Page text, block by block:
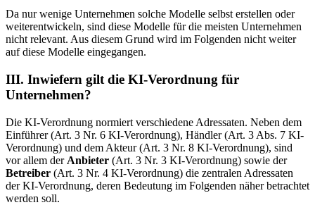
Da nur wenige Unternehmen solche Modelle selbst erstellen oder
weiterentwickeln, sind diese Modelle für die meisten Unternehmen
nicht relevant. Aus diesem Grund wird im Folgenden nicht weiter
auf diese Modelle eingegangen.
III. Inwiefern gilt die KI-Verordnung für
Unternehmen?
Die KI-Verordnung normiert verschiedene Adressaten. Neben dem
Einführer (Art. 3 Nr. 6 KI-Verordnung), Händler (Art. 3 Abs. 7 KI-
Verordnung) und dem Akteur (Art. 3 Nr. 8 KI-Verordnung), sind
vor allem der Anbieter (Art. 3 Nr. 3 KI-Verordnung) sowie der
Betreiber (Art. 3 Nr. 4 KI-Verordnung) die zentralen Adressaten
der KI-Verordnung, deren Bedeutung im Folgenden näher betrachtet
werden soll.